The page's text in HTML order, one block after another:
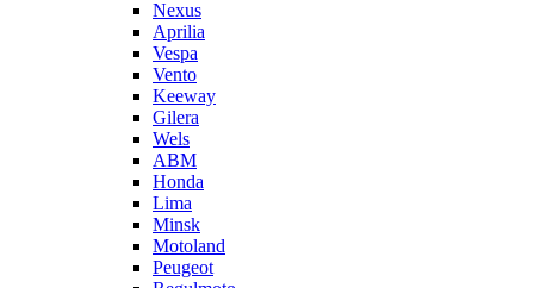
Nexus
Aprilia
Vespa
Vento
Keeway
Gilera
Wels
ABM
Honda
Lima
Minsk
Motoland
Peugeot